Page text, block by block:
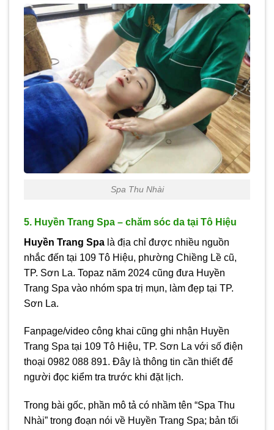
Spa Thu Nhài
5. Huyền Trang Spa – chăm sóc da tại Tô Hiệu
Huyền Trang Spa là địa chỉ được nhiều nguồn
nhắc đến tại 109 Tô Hiệu, phường Chiềng Lề cũ,
TP. Sơn La. Topaz năm 2024 cũng đưa Huyền
Trang Spa vào nhóm spa trị mụn, làm đẹp tại TP.
Sơn La.
Fanpage/video công khai cũng ghi nhận Huyền
Trang Spa tại 109 Tô Hiệu, TP. Sơn La với số điện
thoại 0982 088 891. Đây là thông tin cần thiết để
người đọc kiểm tra trước khi đặt lịch.
Trong bài gốc, phần mô tả có nhầm tên “Spa Thu
Nhài” trong đoạn nói về Huyền Trang Spa; bản tối